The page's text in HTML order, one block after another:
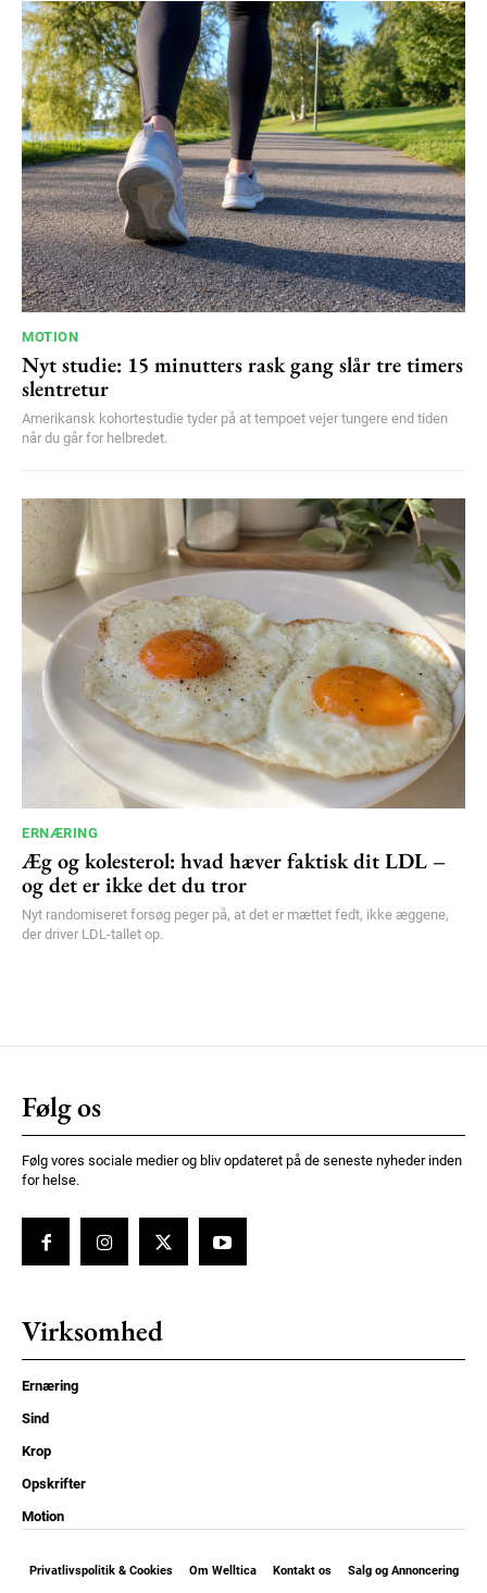
MOTION
Nyt studie: 15 minutters rask gang slår tre timers
slentretur
Amerikansk kohortestudie tyder på at tempoet vejer tungere end tiden
når du går for helbredet.
ERNÆRING
Æg og kolesterol: hvad hæver faktisk dit LDL –
og det er ikke det du tror
Nyt randomiseret forsøg peger på, at det er mættet fedt, ikke æggene,
der driver LDL-tallet op.
Følg os
Følg vores sociale medier og bliv opdateret på de seneste nyheder inden
for helse.
Virksomhed
Ernæring
Sind
Krop
Opskrifter
Motion
Privatlivspolitik & Cookies Om Welltica Kontakt os Salg og Annoncering